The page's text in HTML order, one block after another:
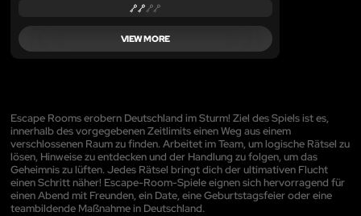
VIEW MORE
Escape Rooms erobern Deutschland im Sturm! Ziel des Spiels ist es,
innerhalb des vorgegebenen Zeitlimits einen Weg aus einem
verschlossenen Raum zu finden. Arbeitet im Team, um logische Rätsel zu
lösen, Hinweise zu entdecken und der Handlung zu folgen, um das
Geheimnis zu lüften. Jedes Rätsel bringt dich der ultimativen Flucht
einen Schritt näher! Escape-Room-Spiele eignen sich hervorragend für
einen Abend mit Freunden, ein Date, eine Geburtstagsfeier oder eine
teambildende Maßnahme in Deutschland.